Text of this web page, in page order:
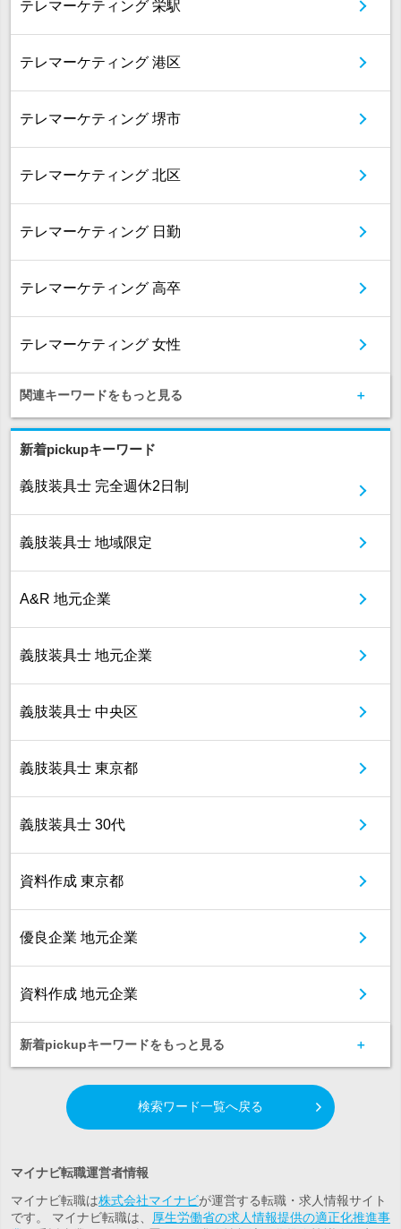
テレマーケティング 栄駅
テレマーケティング 港区
テレマーケティング 堺市
テレマーケティング 北区
テレマーケティング 日勤
テレマーケティング 高卒
テレマーケティング 女性
関連キーワードをもっと見る
新着pickupキーワード
義肢装具士 完全週休2日制
義肢装具士 地域限定
A&R 地元企業
義肢装具士 地元企業
義肢装具士 中央区
義肢装具士 東京都
義肢装具士 30代
資料作成 東京都
優良企業 地元企業
資料作成 地元企業
新着pickupキーワードをもっと見る
検索ワード一覧へ戻る
マイナビ転職運営者情報
マイナビ転職は株式会社マイナビが運営する転職・求人情報サイト
です。 マイナビ転職は、
厚生労働省の求人情報提供の適正化推進事